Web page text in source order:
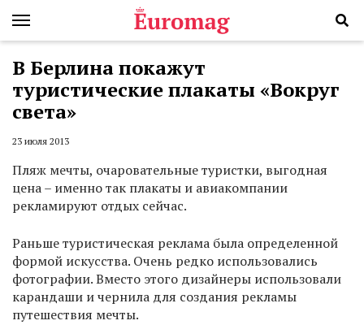
В Берлина покажут
туристические плакаты «Вокруг
света»
23 июля 2013
Пляж мечты, очаровательные туристки, выгодная
цена – именно так плакаты и авиакомпании
рекламируют отдых сейчас.
Раньше туристическая реклама была определенной
формой искусства. Очень редко использовались
фотографии. Вместо этого дизайнеры использовали
карандаши и чернила для создания рекламы
путешествия мечты.